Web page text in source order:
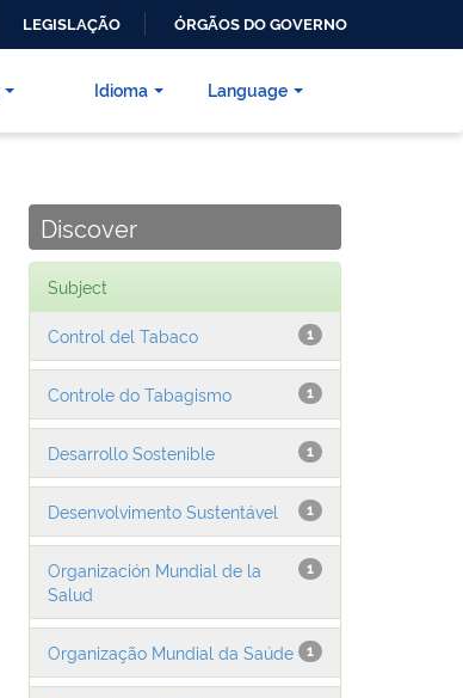
LEGISLAÇÃO ÓRGÃOS DO GOVERNO
Language
Idioma
Discover
Subject
1
Control del Tabaco
1
Controle do Tabagismo
1
Desarrollo Sostenible
1
Desenvolvimento Sustentável
1
Organización Mundial de la
Salud
1
Organização Mundial da Saúde